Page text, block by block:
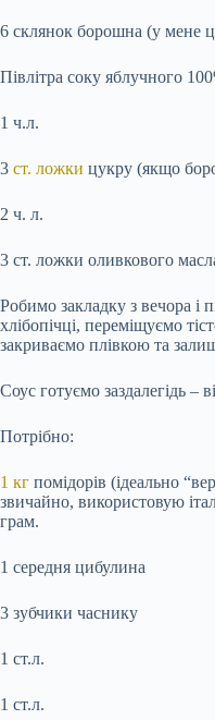
6 склянок борошна (у мене
Півлітра соку яблучного
1 ч.л.
3 ст. ложки цукру (якщо
2 ч. л.
3 ст. ложки оливкового
Робимо закладку з вечора і
хлібопічці, переміщуємо
закриваємо плівкою та
Соус готуємо заздалегідь –
Потрібно:
1 кг помідорів (ідеально
звичайно, використовую
грам.
1 середня цибулина
3 зубчики часнику
1 ст.л.
1 ст.л.